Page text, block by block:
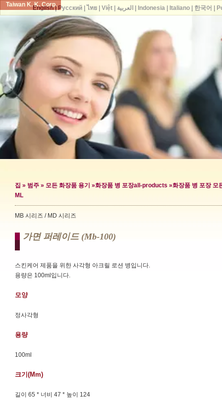
Taiwan K. K. Corp.
집 » 범주 » 모든 화장품 용기 »화장품 병 포장all-products »화장품 병 포장 모
ML
MB 시리즈 / MD 시리즈
가면 퍼레이드 (mb-100)
스킨케어 제품을 위한 사각형 아크릴 로션 병입니다.
용량은 100ml입니다.
모양
정사각형
용량
100ml
크기(mm)
길이 65 * 너비 47 * 높이 124
English| Русский| ไทย| Việt| العربية Indonesia| Italiano| 한국어